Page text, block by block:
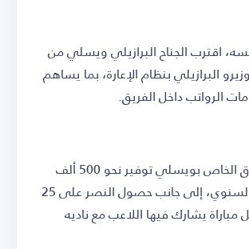
اقترب الجناح البرازيلي ويسلي من
البرازيلي بنظام الإعارة، بما يساهم
الرواتب داخل الفريق.
ويتضمن الاتفاق الخاص بويسلي توفير نحو 500 ألف
دولار من راتبه السنوي، إلى جانب حصول النصر على 25
يشارك فيها اللاعب مع ناديه